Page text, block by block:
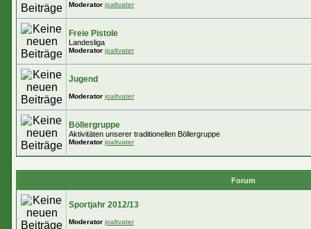
Moderator joaltvater
Freie Pistole
Landesliga
Moderator joaltvater
Jugend
Moderator joaltvater
Böllergruppe
Aktivitäten unserer traditionellen Böllergruppe
Moderator joaltvater
Forum
Sportjahr 2012/13
Moderator joaltvater